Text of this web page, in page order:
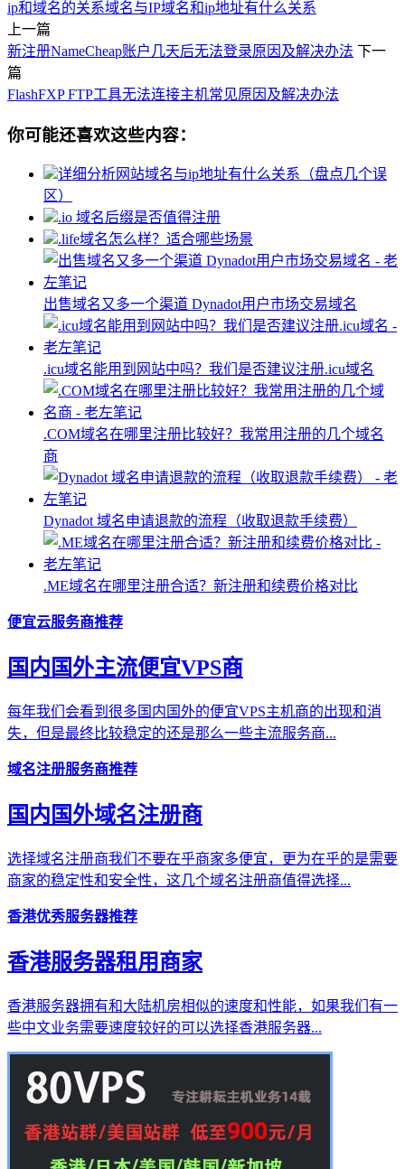
ip和域名的关系域名与IP域名和ip地址有什么关系
上一篇
新注册NameCheap账户几天后无法登录原因及解决办法 下一
篇
FlashFXP FTP工具无法连接主机常见原因及解决办法
你可能还喜欢这些内容：
详细分析网站域名与ip地址有什么关系（盘点几个误
区）
.io 域名后缀是否值得注册
.life域名怎么样？适合哪些场景
出售域名又多一个渠道 Dynadot用户市场交易域名
.icu域名能用到网站中吗？我们是否建议注册.icu域名
.COM域名在哪里注册比较好？我常用注册的几个域名
商
Dynadot 域名申请退款的流程（收取退款手续费）
.ME域名在哪里注册合适？新注册和续费价格对比
便宜云服务商推荐
国内国外主流便宜VPS商
每年我们会看到很多国内国外的便宜VPS主机商的出现和消
失，但是最终比较稳定的还是那么一些主流服务商...
域名注册服务商推荐
国内国外域名注册商
选择域名注册商我们不要在乎商家多便宜，更为在乎的是需要
商家的稳定性和安全性，这几个域名注册商值得选择...
香港优秀服务器推荐
香港服务器租用商家
香港服务器拥有和大陆机房相似的速度和性能，如果我们有一
些中文业务需要速度较好的可以选择香港服务器...